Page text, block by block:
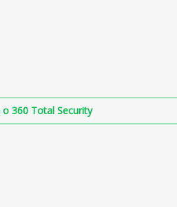
360 Total Security